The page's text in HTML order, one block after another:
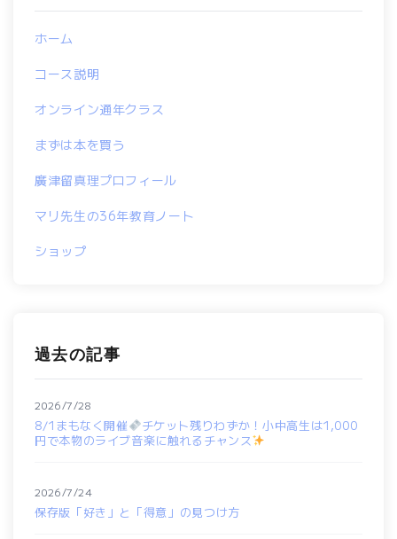
ホーム
コース説明
オンライン通年クラス
まずは本を買う
廣津留真理プロフィール
マリ先生の36年教育ノート
ショップ
過去の記事
8/1まもなく開催
チケット残りわずか！小中高生は1,000
円で本物のライブ音楽に触れるチャンス
2026/7/28
保存版「好き」と「得意」の見つけ方
2026/7/24